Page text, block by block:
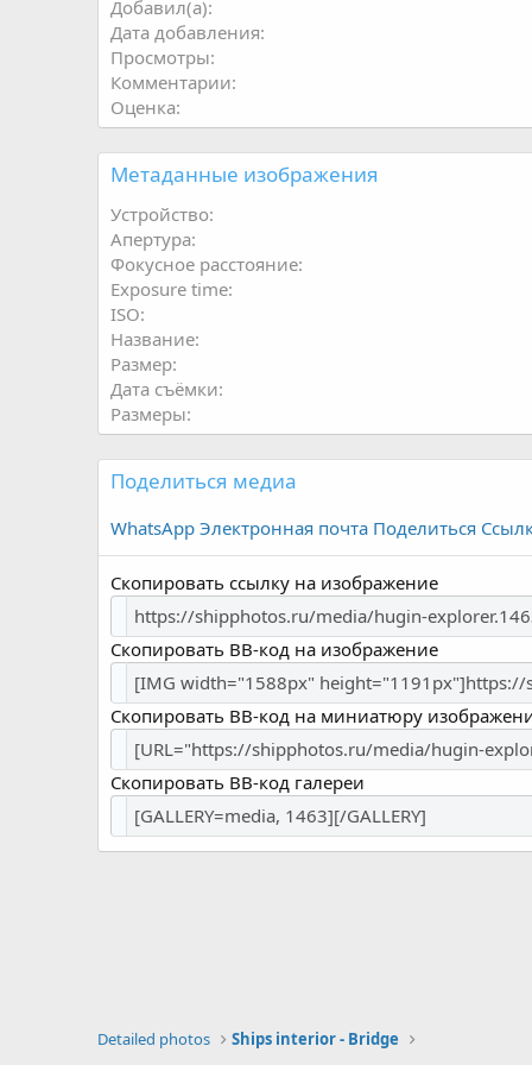
Добавил(а)
Дата добавления
Просмотры
Комментарии
Оценка
Метаданные изображения
Устройство
Апертура
Фокусное расстояние
Exposure time
ISO
Название
Размер
Дата съёмки
Размеры
Поделиться медиа
WhatsApp Электронная почта Поделиться
Скопировать ссылку на изображение
Скопировать BB-код на изображение
Скопировать BB-код на миниатюру
Скопировать BB-код галереи
Detailed photos Ships interior - Bridge